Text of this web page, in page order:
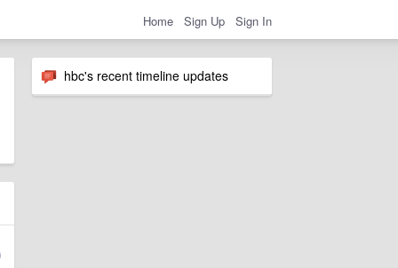
Home Sign Up Sign In
hbc's recent timeline updates